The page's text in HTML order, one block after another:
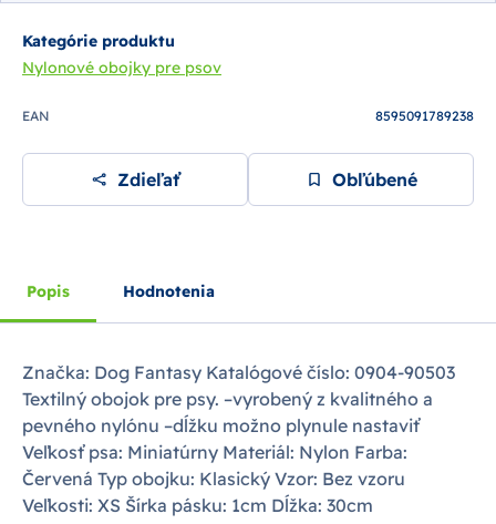
Kategórie produktu
Nylonové obojky pre psov
EAN 8595091789238
Zdieľať Obľúbené
Popis Hodnotenia
Značka: Dog Fantasy Katalógové číslo: 0904-90503
Textilný obojok pre psy. –vyrobený z kvalitného a
pevného nylónu –dĺžku možno plynule nastaviť
Veľkosť psa: Miniatúrny Materiál: Nylon Farba:
Červená Typ obojku: Klasický Vzor: Bez vzoru
Veľkosti: XS Šírka pásku: 1cm Dĺžka: 30cm